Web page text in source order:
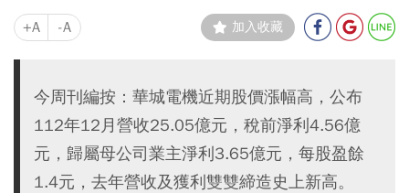
+A -A 加入收藏
今周刊編按：華城電機近期股價漲幅高，公布
112年12月營收25.05億元，稅前淨利4.56億
元，歸屬母公司業主淨利3.65億元，每股盈餘
1.4元，去年營收及獲利雙雙締造史上新高。